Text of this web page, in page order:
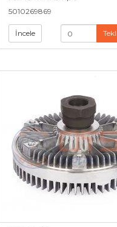
5010269869
İncele